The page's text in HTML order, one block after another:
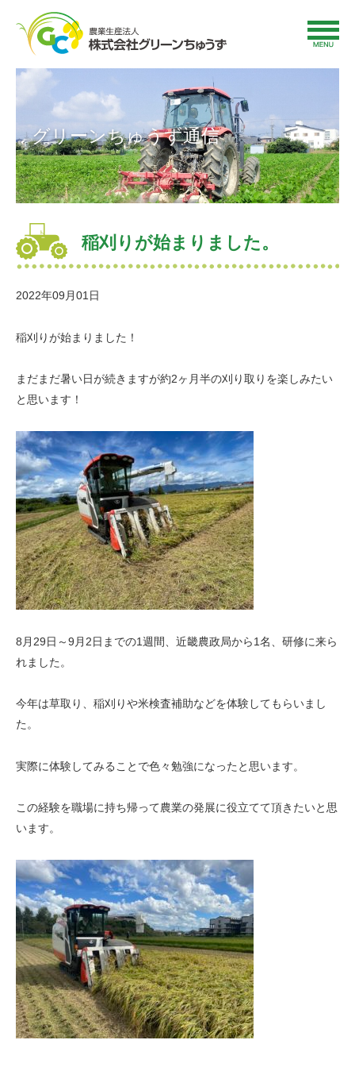
グリーンちゅうず通信
稲刈りが始まりました。
2022年09月01日
稲刈りが始まりました！
まだまだ暑い日が続きますが約2ヶ月半の刈り取りを楽しみたい
と思います！
8 月 29日～9 月 2日までの1週間、近畿農政局から1名、研修に来ら
れました。
今年は草取り、稲刈りや米検査補助などを体験してもらいまし
た。
実際に体験してみることで色々勉強になったと思います。
この経験を職場に持ち帰って農業の発展に役立てて頂きたいと思
います。